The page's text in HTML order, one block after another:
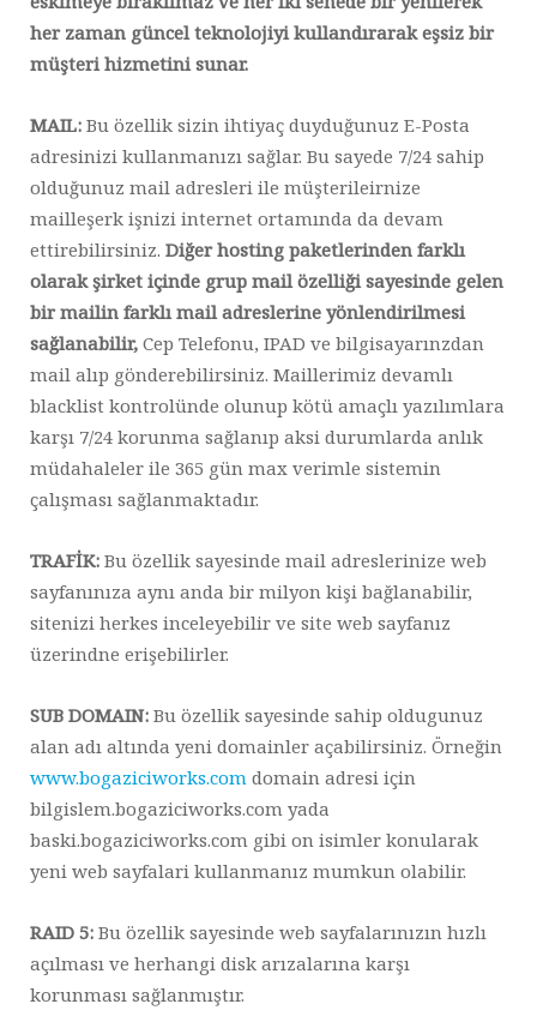
her zaman güncel teknolojiyi kullandırarak eşsiz bir
müşteri hizmetini sunar.
MAIL: Bu özellik sizin ihtiyaç duyduğunuz E-Posta
adresinizi kullanmanızı sağlar. Bu sayede 7/24 sahip
olduğunuz mail adresleri ile müşterileirnize
mailleşerk işnizi internet ortamında da devam
ettirebilirsiniz. Diğer hosting paketlerinden farklı
olarak şirket içinde grup mail özelliği sayesinde gelen
bir mailin farklı mail adreslerine yönlendirilmesi
sağlanabilir, Cep Telefonu, IPAD ve bilgisayarınzdan
mail alıp gönderebilirsiniz. Maillerimiz devamlı
blacklist kontrolünde olunup kötü amaçlı yazılımlara
karşı 7/24 korunma sağlanıp aksi durumlarda anlık
müdahaleler ile 365 gün max verimle sistemin
çalışması sağlanmaktadır.
TRAFİK: Bu özellik sayesinde mail adreslerinize web
sayfanınıza aynı anda bir milyon kişi bağlanabilir,
sitenizi herkes inceleyebilir ve site web sayfanız
üzerindne erişebilirler.
SUB DOMAIN: Bu özellik sayesinde sahip oldugunuz
alan adı altında yeni domainler açabilirsiniz. Örneğin
www.bogaziciworks.com domain adresi için
bilgislem.bogaziciworks.com yada
baski.bogaziciworks.com gibi on isimler konularak
yeni web sayfalari kullanmanız mumkun olabilir.
RAID 5: Bu özellik sayesinde web sayfalarınızın hızlı
açılması ve herhangi disk arızalarına karşı
korunması sağlanmıştır.